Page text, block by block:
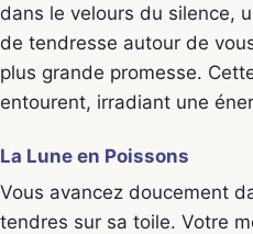
dans le velours du silence,
de tendresse autour de
plus grande promesse.
entourent, irradiant une
La Lune en Poissons
Vous avancez doucement
tendres sur sa toile. Votre